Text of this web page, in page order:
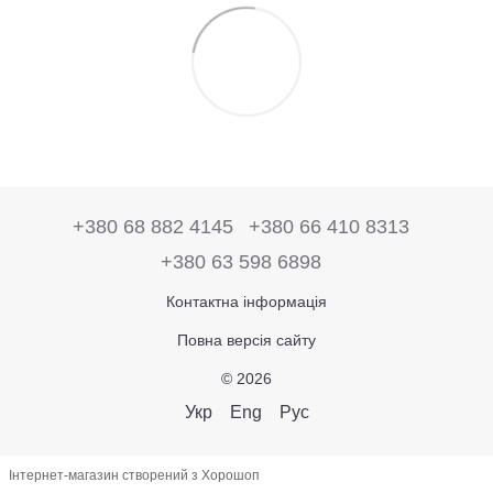
+380 68 882 4145
+380 66 410 8313
+380 63 598 6898
Контактна інформація
Повна версія сайту
© 2026
Укр Eng Рус
Інтернет-магазин створений з Хорошоп